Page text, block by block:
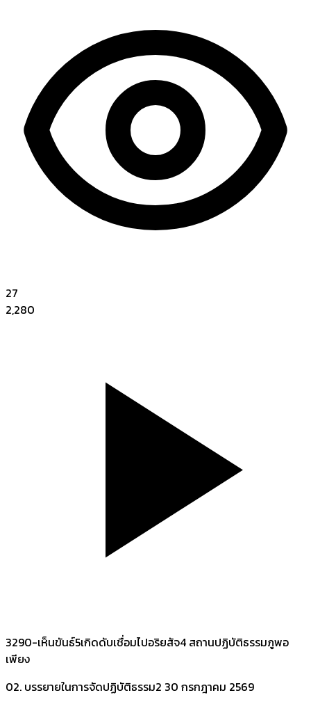
27
2,280
3290-เห็นขันธ์5เกิดดับเชื่อมไปอริยสัจ4 สถานปฏิบัติธรรมภูพอ
เพียง
02. บรรยายในการจัดปฏิบัติธรรม2 30 กรกฎาคม 2569